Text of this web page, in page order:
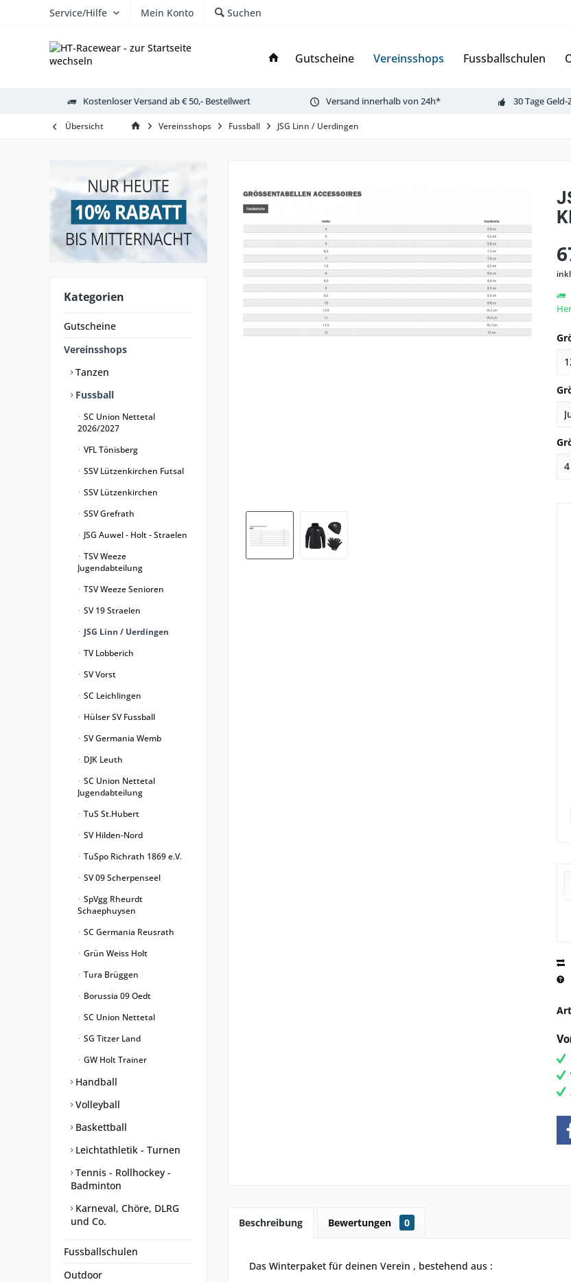
Service/Hilfe Mein Konto Suchen
Gutscheine Vereinsshops Fussballschulen
Kostenloser Versand ab € 50,- Bestellwert Versand innerhalb von 24h* 30 Tage
Übersicht Vereinsshops Fussball JSG Linn / Uerdingen
Kategorien
Gutscheine
Vereinsshops
Tanzen
Fussball
SC Union Nettetal
2026/2027
VFL Tönisberg
SSV Lützenkirchen Futsal
SSV Lützenkirchen
SSV Grefrath
JSG Auwel - Holt - Straelen
TSV Weeze
Jugendabteilung
TSV Weeze Senioren
SV 19 Straelen
JSG Linn / Uerdingen
TV Lobberich
SV Vorst
SC Leichlingen
Hülser SV Fussball
SV Germania Wemb
DJK Leuth
SC Union Nettetal
Jugendabteilung
TuS St.Hubert
SV Hilden-Nord
TuSpo Richrath 1869 e.V.
SV 09 Scherpenseel
SpVgg Rheurdt
Schaephuysen
SC Germania Reusrath
Grün Weiss Holt
Tura Brüggen
Borussia 09 Oedt
SC Union Nettetal
SG Titzer Land
GW Holt Trainer
Handball
Volleyball
Baskettball
Leichtathletik - Turnen
Tennis - Rollhockey -
Badminton
Karneval, Chöre, DLRG
und Co.
Fussballschulen
Outdoor
Beschreibung Bewertungen 0
Das Winterpaket für deinen Verein , bestehend aus :